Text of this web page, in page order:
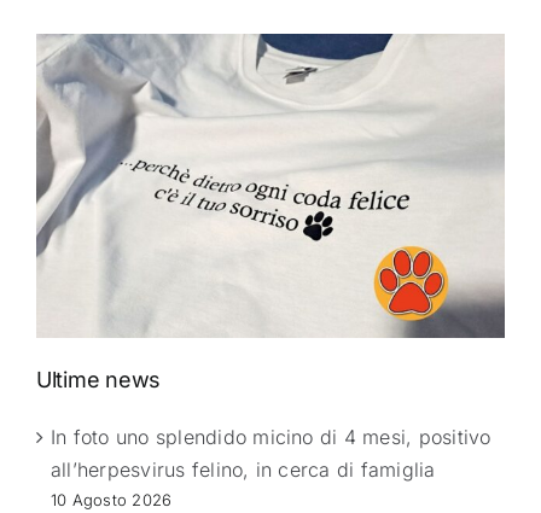
Ultime news
In foto uno splendido micino di 4 mesi, positivo
all’herpesvirus felino, in cerca di famiglia
10 Agosto 2026